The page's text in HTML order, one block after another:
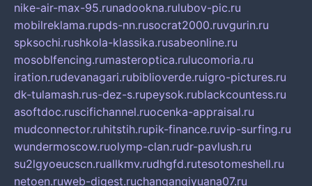
nike-air-max-95.runadookna.rulubov-pic.ru
mobilreklama.rupds-nn.rusocrat2000.ruvgurin.ru
spksochi.rushkola-klassika.rusabeonline.ru
mosoblfencing.rumasteroptica.rulucomoria.ru
iration.rudevanagari.rubiblioverde.ruigro-pictures.ru
dk-tulamash.rus-dez-s.rupeysok.rublackcountess.ru
asoftdoc.ruscifichannel.ruocenka-appraisal.ru
mudconnector.ruhitstih.rupik-finance.ruvip-surfing.ru
wundermoscow.ruolymp-clan.rudr-pavlush.ru
su2lgyoeucscn.ruallkmv.rudhgfd.rutesotomeshell.ru
netoen.ruweb-digest.ruchanganqiyuana07.ru